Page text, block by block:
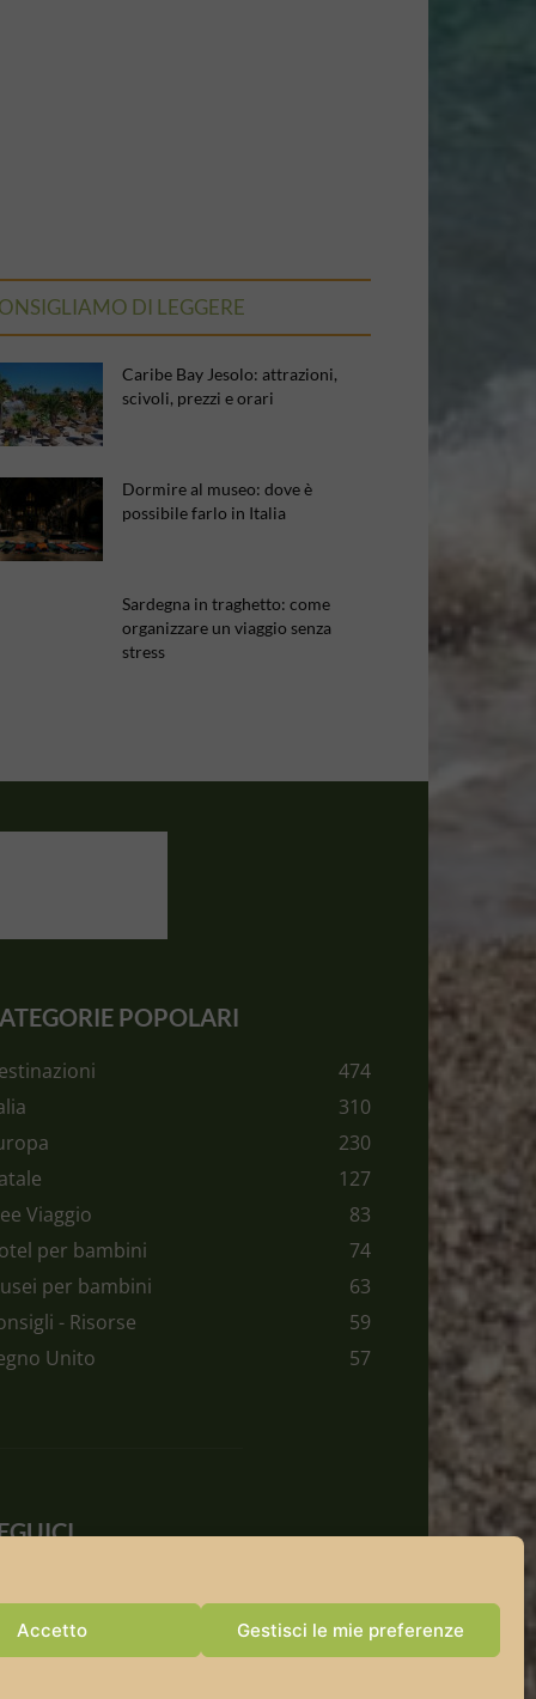
Accetto Gestisci le mie preferenze
DI LEGGERE
Caribe Bay Jesolo: attrazioni,
scivoli, prezzi e orari
Dormire al museo: dove è
possibile farlo in Italia
Sardegna in traghetto: come
organizzare un viaggio senza
stress
POPOLARI
474
310
230
127
Viaggio
83
per bambini
74
per bambini
63
- Risorse
59
Unito
57